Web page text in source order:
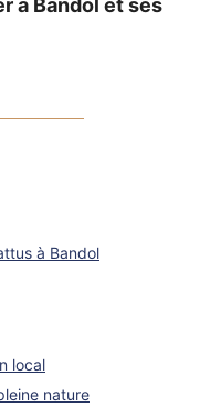
à Bandol et ses
à Bandol
local
nature